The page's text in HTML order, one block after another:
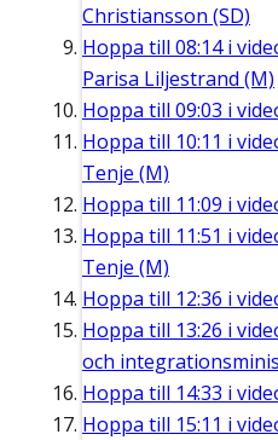
Christiansson (SD)
Hoppa till 08:14i
Parisa Liljestrand (M)
Hoppa till 09:03 i
Hoppa till 10:11 i
Tenje (M)
Hoppa till 11:09 i
Hoppa till 11:51 i
Tenje (M)
Hoppa till 12:36 i
Hoppa till 13:26 i
och
Hoppa till 14:33 i
Hoppa till 15:11 i